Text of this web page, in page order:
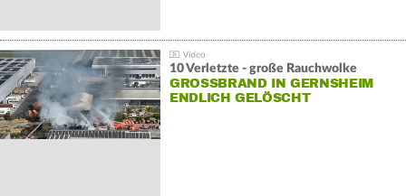
10 Verletzte - große Rauchwolke
GROSSBRAND IN GERNSHEIM E
NDLICH GELÖSCHT